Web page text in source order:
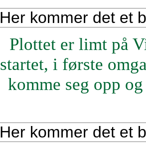
Plottet er limt på
startet, i første
komme seg opp